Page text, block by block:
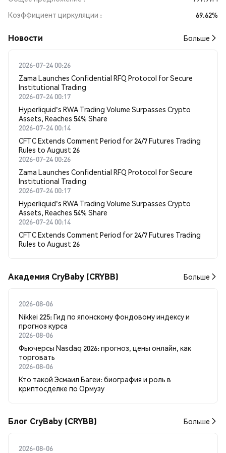
Коэффициент циркуляции
69.62%
Новости Больше
2026-07-24 00:26
Zama Launches Confidential RFQ Protocol for Secure
Institutional Trading
2026-07-24 00:17
Hyperliquid's RWA Trading Volume Surpasses Crypto
Assets, Reaches 54% Share
2026-07-24 00:14
CFTC Extends Comment Period for 24/7 Futures Trading
Rules to August 26
2026-07-24 00:26
Zama Launches Confidential RFQ Protocol for Secure
Institutional Trading
2026-07-24 00:17
Hyperliquid's RWA Trading Volume Surpasses Crypto
Assets, Reaches 54% Share
2026-07-24 00:14
CFTC Extends Comment Period for 24/7 Futures Trading
Rules to August 26
Академия CryBaby (CRYBB) Больше
2026-08-06
Nikkei 225: Гид по японскому фондовому индексу и
прогноз курса
2026-08-06
Фьючерсы Nasdaq 2026: прогноз, цены онлайн, как
торговать
2026-08-06
Кто такой Эсмаил Багеи: биография и роль в
криптосделке по Ормузу
Блог CryBaby (CRYBB) Больше
2026-08-06